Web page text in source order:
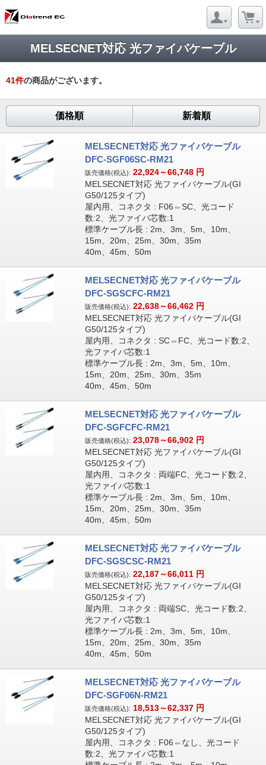
MELSECNET対応 光ファイバケーブル
41件の商品がございます。
価格順 新着順
MELSECNET対応 光ファイバケーブル
DFC-SGF06SC-RM21
販売価格(税込): 22,924～66,748 円
MELSECNET対応 光ファイバケーブル(GI
G50/125タイプ)
屋内用、コネクタ : F06⇔SC、光コード
数:2、光ファイバ芯数:1
標準ケーブル長 : 2m、3m、5m、10m、
15m、20m、25m、30m、35m
40m、45m、50m
MELSECNET対応 光ファイバケーブル
DFC-SGSCFC-RM21
販売価格(税込): 22,638～66,462 円
MELSECNET対応 光ファイバケーブル(GI
G50/125タイプ)
屋内用、コネクタ : SC⇔FC、光コード数:2、
光ファイバ芯数:1
標準ケーブル長 : 2m、3m、5m、10m、
15m、20m、25m、30m、35m
40m、45m、50m
MELSECNET対応 光ファイバケーブル
DFC-SGFCFC-RM21
販売価格(税込): 23,078～66,902 円
MELSECNET対応 光ファイバケーブル(GI
G50/125タイプ)
屋内用、コネクタ : 両端FC、光コード数:2、
光ファイバ芯数:1
標準ケーブル長 : 2m、3m、5m、10m、
15m、20m、25m、30m、35m
40m、45m、50m
MELSECNET対応 光ファイバケーブル
DFC-SGSCSC-RM21
販売価格(税込): 22,187～66,011 円
MELSECNET対応 光ファイバケーブル(GI
G50/125タイプ)
屋内用、コネクタ : 両端SC、光コード数:2、
光ファイバ芯数:1
標準ケーブル長 : 2m、3m、5m、10m、
15m、20m、25m、30m、35m
40m、45m、50m
MELSECNET対応 光ファイバケーブル
DFC-SGF06N-RM21
販売価格(税込): 18,513～62,337 円
MELSECNET対応 光ファイバケーブル(GI
G50/125タイプ)
屋内用、コネクタ : F06⇔なし、光コード
数:2、光ファイバ芯数:1